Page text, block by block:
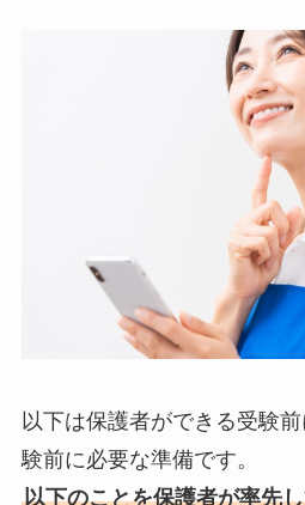
以下は保護者ができる受験
験前に必要な準備です。
以下のことを保護者が率先